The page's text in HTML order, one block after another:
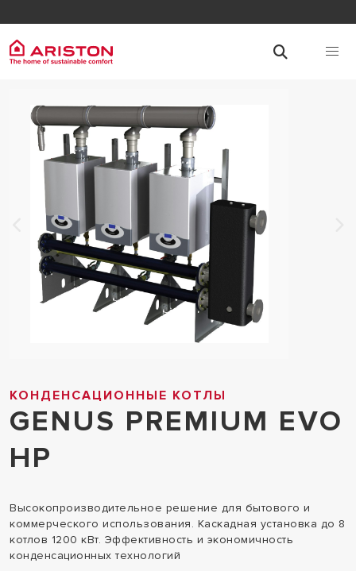
КОНДЕНСАЦИОННЫЕ КОТЛЫ
GENUS PREMIUM EVO
HP
Высокопроизводительное решение для бытового и
коммерческого использования. Каскадная установка до 8
котлов 1200 кВт. Эффективность и экономичность
конденсационных технологий